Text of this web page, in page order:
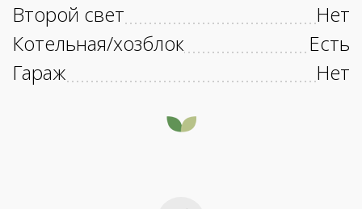
Второй свет
Нет
Котельная/хозблок
Есть
Гараж
Нет